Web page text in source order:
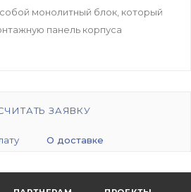
монолитный блок, который
панель корпуса
ЗАЯВКУ
О доставке